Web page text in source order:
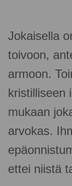
Jokaisella
toivoon,
armoon.
kristilliseen
mukaan
arvokas.
ettei niistä